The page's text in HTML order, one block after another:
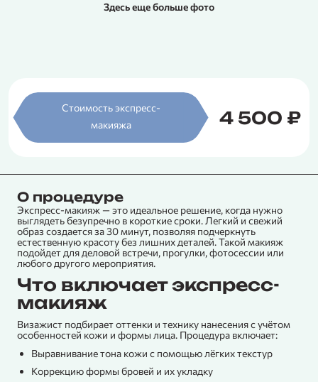
Здесь еще больше фото
Стоимость экспресс-
макияжа
4 500 ₽
О процедуре
Экспресс-макияж — это идеальное решение, когда нужно
выглядеть безупречно в короткие сроки. Легкий и свежий
образ создается за 30 минут, позволяя подчеркнуть
естественную красоту без лишних деталей. Такой макияж
подойдет для деловой встречи, прогулки, фотосессии или
любого другого мероприятия.
Что включает экспресс-
макияж
Визажист подбирает оттенки и технику нанесения с учётом
особенностей кожи и формы лица. Процедура включает:
Выравнивание тона кожи с помощью лёгких текстур
Коррекцию формы бровей и их укладку